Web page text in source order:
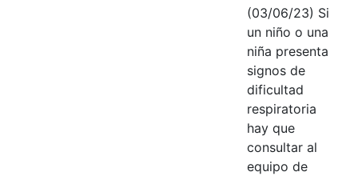
(03/06/23) Si
un niño o una
niña presenta
signos de
dificultad
respiratoria
hay que
consultar al
equipo de